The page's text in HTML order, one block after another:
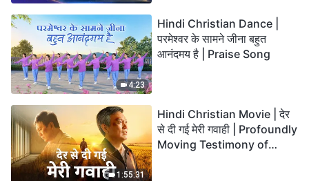
4:23
Hindi Christian Dance |
परमेश्वर के सामने जीना बहुत
आनंदमय है | Praise Song
1:55:31
Hindi Christian Movie | देर
से दी गई मेरी गवाही | Profoundly
Moving Testimony of